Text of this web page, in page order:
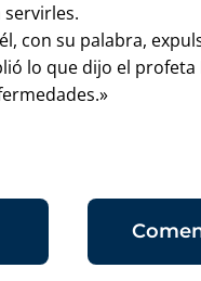
servirles.
con su palabra,
lo que dijo el profeta